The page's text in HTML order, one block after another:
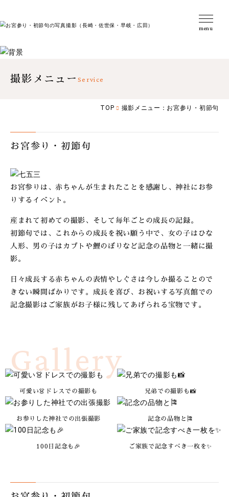
撮影メニュー Service
TOP 撮影メニュー：お宮参り・初節句
お宮参り・初節句
お宮参りは、赤ちゃんが生まれたことを感謝し、神社にお参
りするイベント。
産まれて初めての撮影、そして毎年ごとの成長の記録。
初節句では、これからの成長を祝い願う中で、女の子はひな
人形、男の子はカブトや鯉のぼりなど記念の品物と一緒に撮
影。
日々成長する赤ちゃんの表情やしぐさは今しか撮ることので
きない瞬間ばかりです。成長を喜び、お祝いする写真館での
記念撮影はご家族がお子様に残してあげられる宝物です。
Gallery
可愛い👗ドレスでの撮影も 兄弟での撮影も📸
お参りした神社での出張撮影 記念の品物と🎏
100日記念も🎉 ご家族で記念すべき一枚を✨